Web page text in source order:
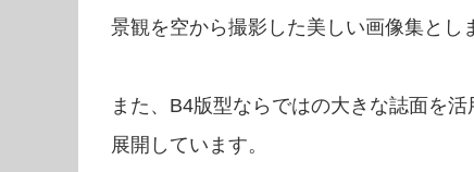
景観を空から撮影した美しい画像集とし
また、B4版型ならではの大きな誌面を
展開しています。